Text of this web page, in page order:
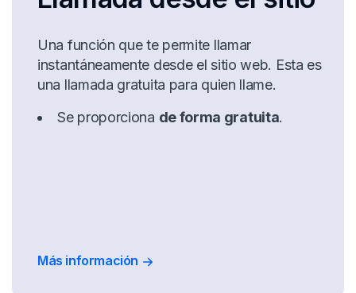
Una función que te permite llamar
instantáneamente desde el sitio web. Esta es
una llamada gratuita para quien llame.
Se proporciona de forma gratuita.
Más información